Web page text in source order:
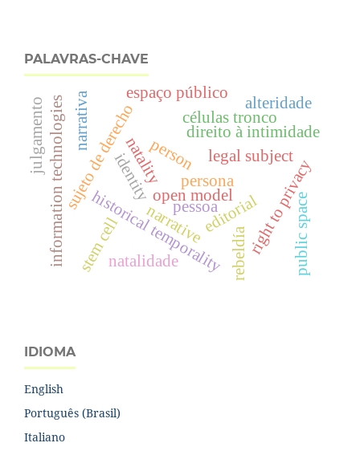
PALAVRAS-CHAVE
editorial
open model
person legal subject
historical temporality
persona
sujeto de derecho
information technologies right to privacy
direito à intimidade
stem cell
células tronco
narrative public space
natality
narrativa espaço público
natalidade
julgamento alteridade
pessoa
identity
rebeldía
IDIOMA
English
Português (Brasil)
Italiano